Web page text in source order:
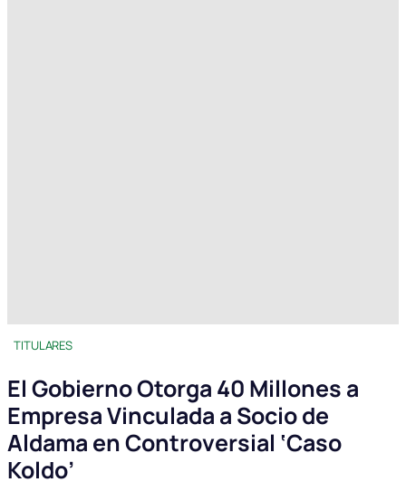
TITULARES
El Gobierno Otorga 40 Millones a
Empresa Vinculada a Socio de
Aldama en Controversial ‘Caso
Koldo’